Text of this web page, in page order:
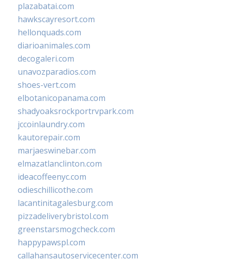
plazabatai.com
hawkscayresort.com
hellonquads.com
diarioanimales.com
decogaleri.com
unavozparadios.com
shoes-vert.com
elbotanicopanama.com
shadyoaksrockportrvpark.com
jccoinlaundry.com
kautorepair.com
marjaeswinebar.com
elmazatlanclinton.com
ideacoffeenyc.com
odieschillicothe.com
lacantinitagalesburg.com
pizzadeliverybristol.com
greenstarsmogcheck.com
happypawspl.com
callahansautoservicecenter.com